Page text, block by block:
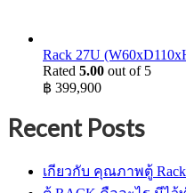
Rack 27U
Rated 5.00 out of 5
฿ 399,900
Recent Posts
เกียวกับ คุณภาพตู้ Rack